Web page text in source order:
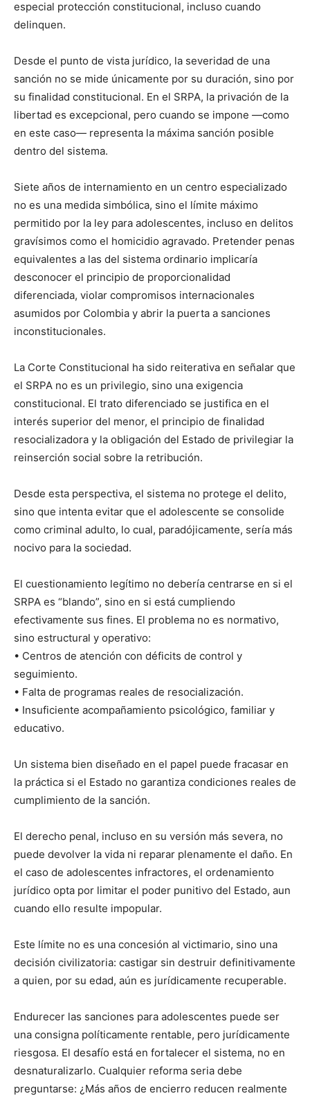
especial protección constitucional, incluso cuando
delinquen.
Desde el punto de vista jurídico, la severidad de una
sanción no se mide únicamente por su duración, sino por
su finalidad constitucional. En el SRPA, la privación de la
libertad es excepcional, pero cuando se impone —como
en este caso— representa la máxima sanción posible
dentro del sistema.
Siete años de internamiento en un centro especializado
no es una medida simbólica, sino el límite máximo
permitido por la ley para adolescentes, incluso en delitos
gravísimos como el homicidio agravado. Pretender penas
equivalentes a las del sistema ordinario implicaría
desconocer el principio de proporcionalidad
diferenciada, violar compromisos internacionales
asumidos por Colombia y abrir la puerta a sanciones
inconstitucionales.
La Corte Constitucional ha sido reiterativa en señalar que
el SRPA no es un privilegio, sino una exigencia
constitucional. El trato diferenciado se justifica en el
interés superior del menor, el principio de finalidad
resocializadora y la obligación del Estado de privilegiar la
reinserción social sobre la retribución.
Desde esta perspectiva, el sistema no protege el delito,
sino que intenta evitar que el adolescente se consolide
como criminal adulto, lo cual, paradójicamente, sería más
nocivo para la sociedad.
El cuestionamiento legítimo no debería centrarse en si el
SRPA es “blando”, sino en si está cumpliendo
efectivamente sus fines. El problema no es normativo,
sino estructural y operativo:
• Centros de atención con déficits de control y
seguimiento.
• Falta de programas reales de resocialización.
• Insuficiente acompañamiento psicológico, familiar y
educativo.
Un sistema bien diseñado en el papel puede fracasar en
la práctica si el Estado no garantiza condiciones reales de
cumplimiento de la sanción.
El derecho penal, incluso en su versión más severa, no
puede devolver la vida ni reparar plenamente el daño. En
el caso de adolescentes infractores, el ordenamiento
jurídico opta por limitar el poder punitivo del Estado, aun
cuando ello resulte impopular.
Este límite no es una concesión al victimario, sino una
decisión civilizatoria: castigar sin destruir definitivamente
a quien, por su edad, aún es jurídicamente recuperable.
Endurecer las sanciones para adolescentes puede ser
una consigna políticamente rentable, pero jurídicamente
riesgosa. El desafío está en fortalecer el sistema, no en
desnaturalizarlo. Cualquier reforma seria debe
preguntarse: ¿Más años de encierro reducen realmente